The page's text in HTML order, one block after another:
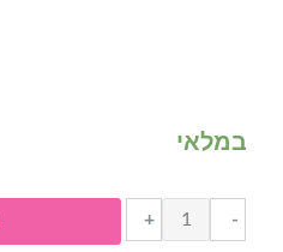
במלאי
-
כמות
של
+